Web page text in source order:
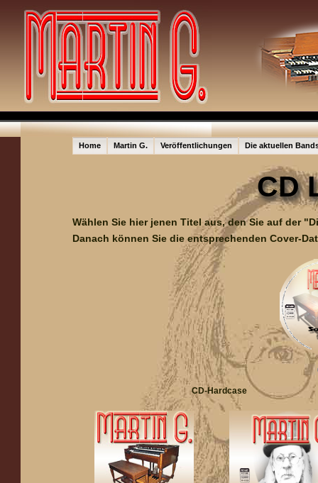
Home Martin G. Veröffentlichungen Die aktuellen
CD
Wählen Sie hier jenen Titel aus, den Sie auf der
Danach können Sie die entsprechenden Cover-
CD-Hardcase